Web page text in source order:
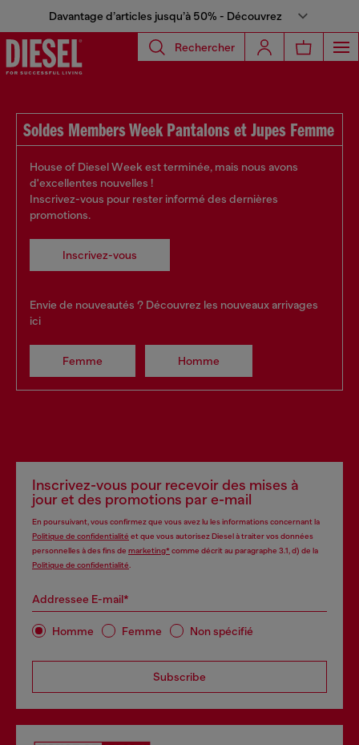
Davantage d’articles jusqu’à 50% - Découvrez
Rechercher
Soldes Members Week Pantalons et Jupes Femme
House of Diesel Week est terminée, mais nous avons
d'excellentes nouvelles !
Inscrivez-vous pour rester informé des dernières
promotions.
Inscrivez-vous
Envie de nouveautés ? Découvrez les nouveaux arrivages
ici
Femme Homme
Inscrivez-vous pour recevoir des mises à
jour et des promotions par e-mail
En poursuivant, vous confirmez que vous avez lu les informations concernant la
Politique de confidentialité et que vous autorisez Diesel à traiter vos données
personnelles à des fins de marketing*comme décrit au paragraphe 3.1, d) de la
Politique de confidentialité
Addressee E-mail*
Homme Femme Non spécifié
Subscribe